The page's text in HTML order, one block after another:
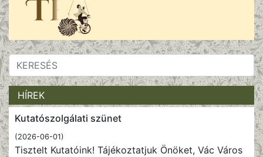
HÍREK
Kutatószolgálati szünet
(2026-06-01)
Tisztelt Kutatóink! Tájékoztatjuk Önöket, Vác Város